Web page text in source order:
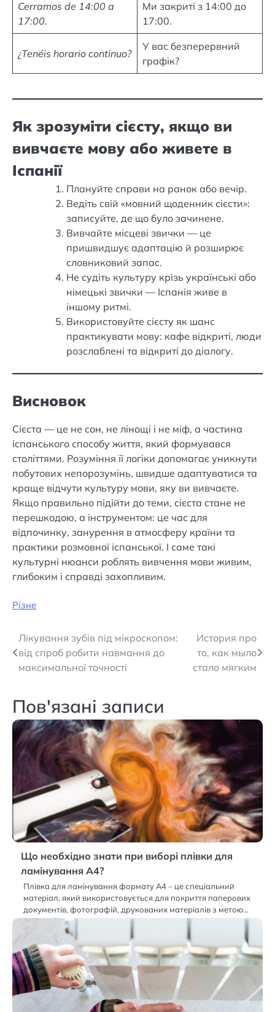
Cerramos de 14:00 a
17:00.
Ми закриті з 14:00 до
17:00.
¿Tenéis horario continuo?
У вас безперервний
графік?
Як зрозуміти сієсту, якщо ви
вивчаєте мову або живете в
Іспанії
Плануйте справи на ранок або вечір.
Ведіть свій «мовний щоденник сієсти»:
записуйте, де що було зачинене.
Вивчайте місцеві звички — це
пришвидшує адаптацію й розширює
словниковий запас.
Не судіть культуру крізь українські або
німецькі звички — Іспанія живе в
іншому ритмі.
Використовуйте сієсту як шанс
практикувати мову: кафе відкриті, люди
розслаблені та відкриті до діалогу.
Висновок
Сієста — це не сон, не лінощі і не міф, а частина
іспанського способу життя, який формувався
століттями. Розуміння її логіки допомагає уникнути
побутових непорозумінь, швидше адаптуватися та
краще відчути культуру мови, яку ви вивчаєте.
Якщо правильно підійти до теми, сієста стане не
перешкодою, а інструментом: це час для
відпочинку, занурення в атмосферу країни та
практики розмовної іспанської. І саме такі
культурні нюанси роблять вивчення мови живим,
глибоким і справді захопливим.
Різне
Навігація
записів
Лікування зубів під мікроскопом:
від спроб робити навмання до
максимальної точності
История про
то, как мыло
стало мягким
Пов'язані записи
Що необхідно знати при виборі плівки для
ламінування А4?
Плівка для ламінування формату А4 – це спеціальний
матеріал, який використовується для покриття паперових
документів, фотографій, друкованих матеріалів з метою…